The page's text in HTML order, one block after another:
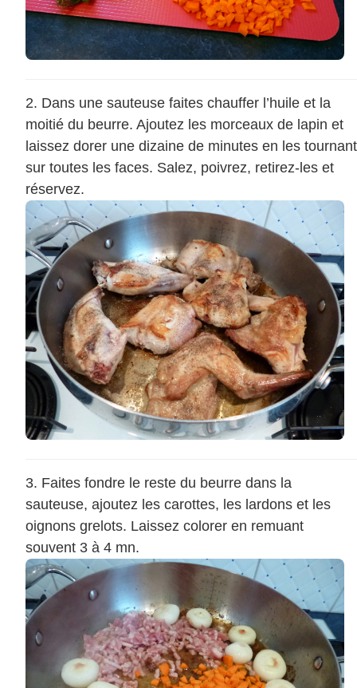
Dans une sauteuse faites chauffer l’huile et la
moitié du beurre. Ajoutez les morceaux de lapin et
laissez dorer une dizaine de minutes en les tournant
sur toutes les faces. Salez, poivrez, retirez-les et
réservez.
Faites fondre le reste du beurre dans la
sauteuse, ajoutez les carottes, les lardons et les
oignons grelots. Laissez colorer en remuant
souvent 3 à 4 mn.